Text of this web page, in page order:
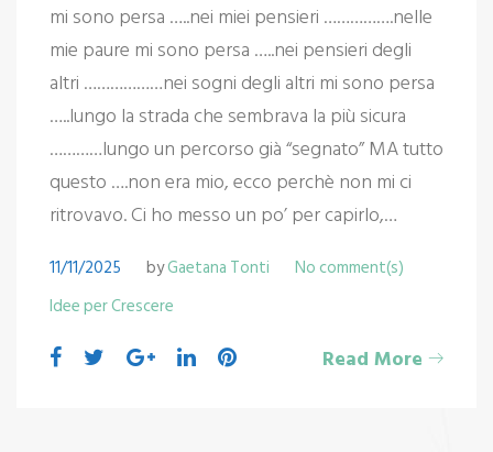
mi sono persa …..nei miei pensieri …………….nelle
mie paure mi sono persa …..nei pensieri degli
altri ………………nei sogni degli altri mi sono persa
…..lungo la strada che sembrava la più sicura
…………lungo un percorso già “segnato” MA tutto
questo ….non era mio, ecco perchè non mi ci
ritrovavo. Ci ho messo un po’ per capirlo,…
11/11/2025 byGaetana Tonti
No comment(s)
Idee per Crescere
Read More